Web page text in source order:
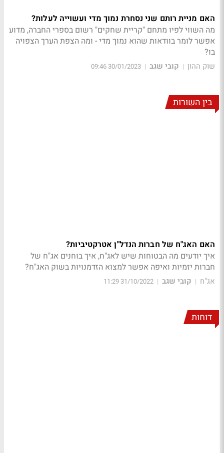
האם מניית רותם שני נסחרת נמוך מדי ועשוייה לעלות?
מה השווי לפיו מתחם "קריית שחקים" רשום בספרי החברה, מדוע
אפשר לומר בוודאות שהוא נמוך מדי - ומה הצפת הערך הצפויה
בו?
שוק ההון | קובי שגב |
30/01/2023 09:46
בין השורות
האם האג"ח של חברות הנדל"ן אטרקטיביות?
איך יודעים מה הבטוחות שיש לאג"ח, איך בוחנים אג"ח של
חברות יזמיות ואיפה אפשר למצוא הזדמנויות בשוק האג"ח?
אג"ח | קובי שגב |
31/10/2022 11:29
דוחות